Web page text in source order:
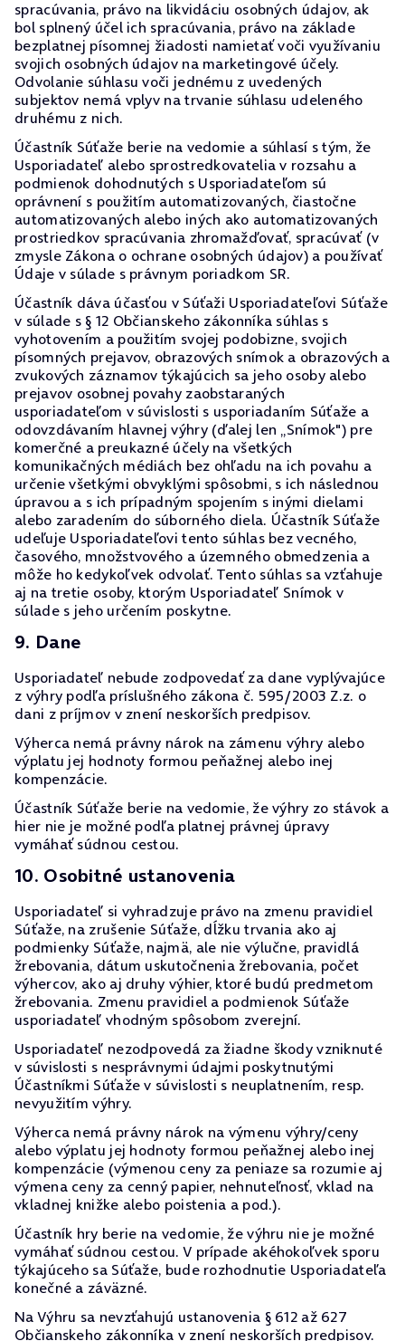
spracúvania, právo na likvidáciu osobných údajov, ak
bol splnený účel ich spracúvania, právo na základe
bezplatnej písomnej žiadosti namietať voči využívaniu
svojich osobných údajov na marketingové účely.
Odvolanie súhlasu voči jednému z uvedených
subjektov nemá vplyv na trvanie súhlasu udeleného
druhému z nich.
Účastník Súťaže berie na vedomie a súhlasí s tým, že
Usporiadateľ alebo sprostredkovatelia v rozsahu a
podmienok dohodnutých s Usporiadateľom sú
oprávnení s použitím automatizovaných, čiastočne
automatizovaných alebo iných ako automatizovaných
prostriedkov spracúvania zhromažďovať, spracúvať (v
zmysle Zákona o ochrane osobných údajov) a používať
Údaje v súlade s právnym poriadkom SR.
Účastník dáva účasťou v Súťaži Usporiadateľovi Súťaže
v súlade s § 12 Občianskeho zákonníka súhlas s
vyhotovením a použitím svojej podobizne, svojich
písomných prejavov, obrazových snímok a obrazových a
zvukových záznamov týkajúcich sa jeho osoby alebo
prejavov osobnej povahy zaobstaraných
usporiadateľom v súvislosti s usporiadaním Súťaže a
odovzdávaním hlavnej výhry (ďalej len „Snímok") pre
komerčné a preukazné účely na všetkých
komunikačných médiách bez ohľadu na ich povahu a
určenie všetkými obvyklými spôsobmi, s ich následnou
úpravou a s ich prípadným spojením s inými dielami
alebo zaradením do súborného diela. Účastník Súťaže
udeľuje Usporiadateľovi tento súhlas bez vecného,
časového, množstvového a územného obmedzenia a
môže ho kedykoľvek odvolať. Tento súhlas sa vzťahuje
aj na tretie osoby, ktorým Usporiadateľ Snímok v
súlade s jeho určením poskytne.
9. Dane
Usporiadateľ nebude zodpovedať za dane vyplývajúce
z výhry podľa príslušného zákona č. 595/2003 Z.z. o
dani z príjmov v znení neskorších predpisov.
Výherca nemá právny nárok na zámenu výhry alebo
výplatu jej hodnoty formou peňažnej alebo inej
kompenzácie.
Účastník Súťaže berie na vedomie, že výhry zo stávok a
hier nie je možné podľa platnej právnej úpravy
vymáhať súdnou cestou.
10. Osobitné ustanovenia
Usporiadateľ si vyhradzuje právo na zmenu pravidiel
Súťaže, na zrušenie Súťaže, dĺžku trvania ako aj
podmienky Súťaže, najmä, ale nie výlučne, pravidlá
žrebovania, dátum uskutočnenia žrebovania, počet
výhercov, ako aj druhy výhier, ktoré budú predmetom
žrebovania. Zmenu pravidiel a podmienok Súťaže
usporiadateľ vhodným spôsobom zverejní.
Usporiadateľ nezodpovedá za žiadne škody vzniknuté
v súvislosti s nesprávnymi údajmi poskytnutými
Účastníkmi Súťaže v súvislosti s neuplatnením, resp.
nevyužitím výhry.
Výherca nemá právny nárok na výmenu výhry/ceny
alebo výplatu jej hodnoty formou peňažnej alebo inej
kompenzácie (výmenou ceny za peniaze sa rozumie aj
výmena ceny za cenný papier, nehnuteľnosť, vklad na
vkladnej knižke alebo poistenia a pod.).
Účastník hry berie na vedomie, že výhru nie je možné
vymáhať súdnou cestou. V prípade akéhokoľvek sporu
týkajúceho sa Súťaže, bude rozhodnutie Usporiadateľa
konečné a záväzné.
Na Výhru sa nevzťahujú ustanovenia § 612 až 627
Občianskeho zákonníka v znení neskorších predpisov.